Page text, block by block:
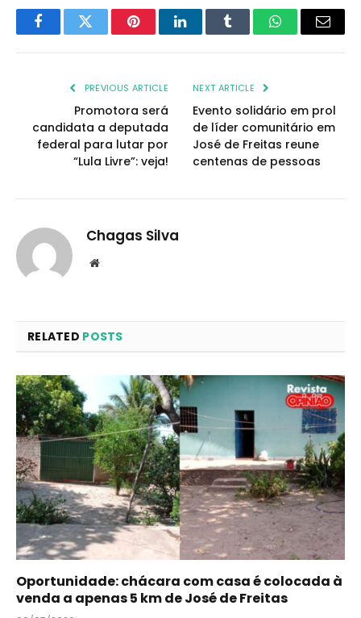
FacebookTwitter PinterestLinkedInTumblr WhatsAppEmail
PREVIOUS ARTICLE
Promotora será
candidata a deputada
federal para lutar por
“Lula Livre”: veja!
NEXT ARTICLE
Evento solidário em prol
de líder comunitário em
José de Freitas reune
centenas de pessoas
Chagas Silva
Website
RELATED POSTS
Oportunidade: chácara com casa é colocada à
venda a apenas 5 km de José de Freitas